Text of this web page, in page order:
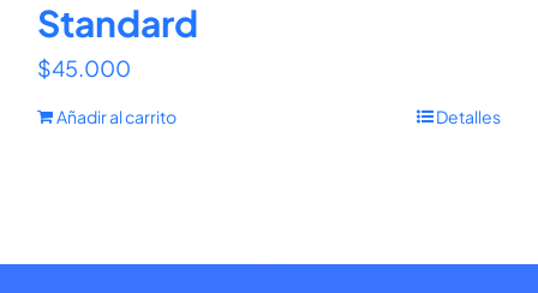
Standard
$45.000
Añadir al carrito Detalles